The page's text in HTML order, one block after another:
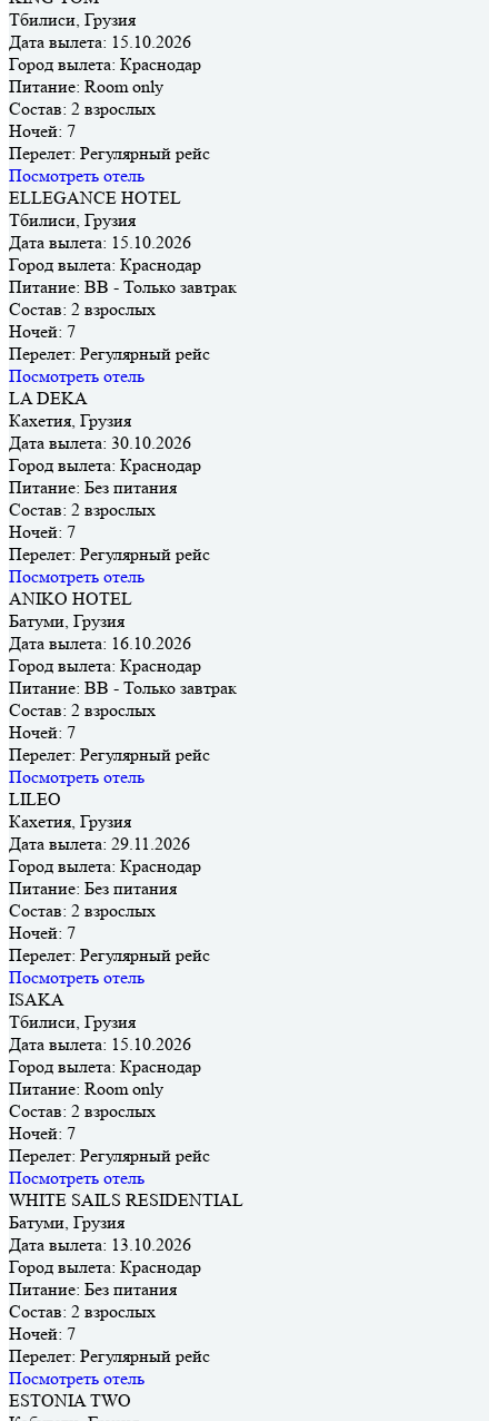
Тбилиси, Грузия
Дата вылета: 15.10.2026
Город вылета: Краснодар
Питание: Room only
Состав: 2 взрослых
Ночей: 7
Перелет: Регулярный рейс
Посмотреть отель
ELLEGANCE HOTEL
Тбилиси, Грузия
Дата вылета: 15.10.2026
Город вылета: Краснодар
Питание: BB - Только завтрак
Состав: 2 взрослых
Ночей: 7
Перелет: Регулярный рейс
Посмотреть отель
LA DEKA
Кахетия, Грузия
Дата вылета: 30.10.2026
Город вылета: Краснодар
Питание: Без питания
Состав: 2 взрослых
Ночей: 7
Перелет: Регулярный рейс
Посмотреть отель
ANIKO HOTEL
Батуми, Грузия
Дата вылета: 16.10.2026
Город вылета: Краснодар
Питание: BB - Только завтрак
Состав: 2 взрослых
Ночей: 7
Перелет: Регулярный рейс
Посмотреть отель
LILEO
Кахетия, Грузия
Дата вылета: 29.11.2026
Город вылета: Краснодар
Питание: Без питания
Состав: 2 взрослых
Ночей: 7
Перелет: Регулярный рейс
Посмотреть отель
ISAKA
Тбилиси, Грузия
Дата вылета: 15.10.2026
Город вылета: Краснодар
Питание: Room only
Состав: 2 взрослых
Ночей: 7
Перелет: Регулярный рейс
Посмотреть отель
WHITE SAILS RESIDENTIAL
Батуми, Грузия
Дата вылета: 13.10.2026
Город вылета: Краснодар
Питание: Без питания
Состав: 2 взрослых
Ночей: 7
Перелет: Регулярный рейс
Посмотреть отель
ESTONIA TWO